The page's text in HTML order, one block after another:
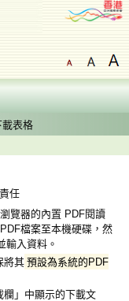
表格
任
覽器的內置 PDF閱讀
檔案至本機硬碟，然
輸入資料。
將其預設為系統的PDF
欄」中顯示的下載文